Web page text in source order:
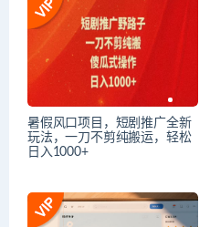
暑假风口项目，短剧推广全新
玩法，一刀不剪纯搬运，轻松
日入1000+